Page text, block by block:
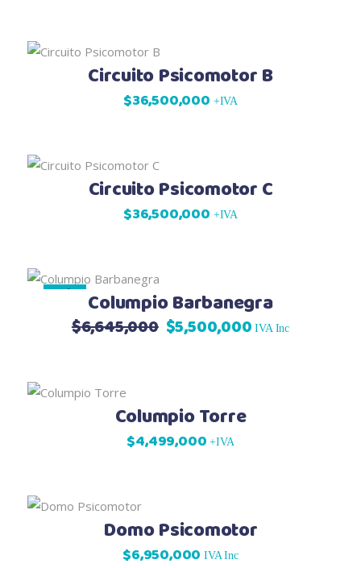
Circuito Psicomotor B
$36,500,000 +IVA
Circuito Psicomotor C
$36,500,000 +IVA
Sale Columpio Barbanegra
$6,645,000 El
$6,645,000.
$5,500,000El
IVA Inc
Columpio Torre
$4,499,000 +IVA
Domo Psicomotor
$6,950,000 IVA Inc